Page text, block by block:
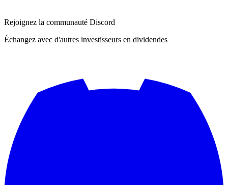
Rejoignez la communauté Discord
Échangez avec d'autres investisseurs en dividendes